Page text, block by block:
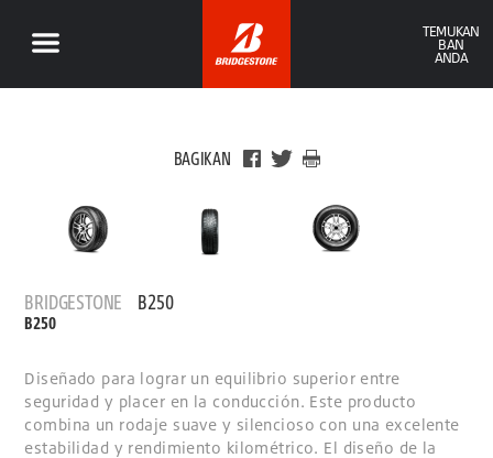
TEMUKAN
BAN
ANDA
BAGIKAN
BRIDGESTONE B250
B250
Diseñado para lograr un equilibrio superior entre
seguridad y placer en la conducción. Este producto
combina un rodaje suave y silencioso con una excelente
estabilidad y rendimiento kilométrico. El diseño de la